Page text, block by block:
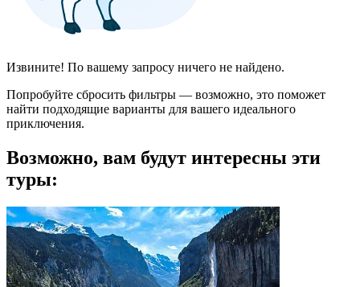
Извините! По вашему запросу ничего не найдено.
Попробуйте сбросить фильтры — возможно, это поможет
найти подходящие варианты для вашего идеального
приключения.
Возможно, вам будут интересны эти
туры: